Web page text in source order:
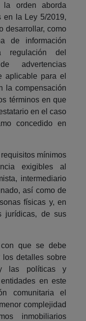
la orden aborda
en la Ley 5/2019,
desarrollar, como
de información
regulación del
advertencias
aplicable para el
la compensación
términos en que
en el caso
concedido en
mínimos
exigibles al
intermediario
así como de
físicas y, en
jurídicas, de sus
que se debe
detalles sobre
las políticas y
en este
comunitaria el
complejidad
inmobiliarios